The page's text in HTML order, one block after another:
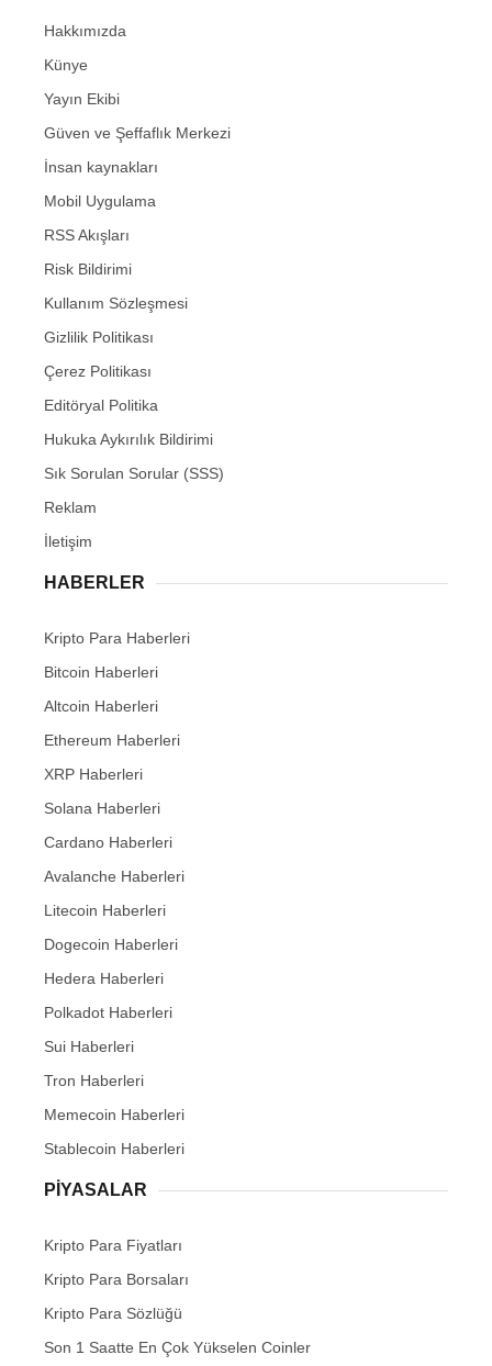
Hakkımızda
Künye
Yayın Ekibi
Güven ve Şeffaflık Merkezi
İnsan kaynakları
Mobil Uygulama
RSS Akışları
Risk Bildirimi
Kullanım Sözleşmesi
Gizlilik Politikası
Çerez Politikası
Editöryal Politika
Hukuka Aykırılık Bildirimi
Sık Sorulan Sorular (SSS)
Reklam
İletişim
HABERLER
Kripto Para Haberleri
Bitcoin Haberleri
Altcoin Haberleri
Ethereum Haberleri
XRP Haberleri
Solana Haberleri
Cardano Haberleri
Avalanche Haberleri
Litecoin Haberleri
Dogecoin Haberleri
Hedera Haberleri
Polkadot Haberleri
Sui Haberleri
Tron Haberleri
Memecoin Haberleri
Stablecoin Haberleri
PIYASALAR
Kripto Para Fiyatları
Kripto Para Borsaları
Kripto Para Sözlüğü
Son 1 Saatte En Çok Yükselen Coinler